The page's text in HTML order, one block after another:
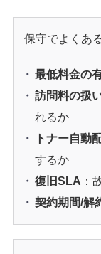
保守でよくあ
最低料金の
訪問料の扱
れるか
トナー自動
するか
復旧SLA ：
契約期間/解